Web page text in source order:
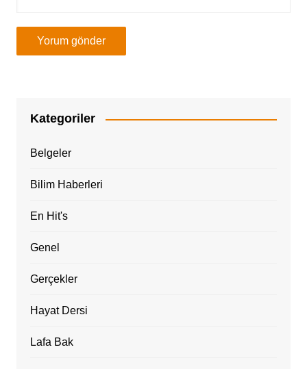
Kategoriler
Belgeler
Bilim Haberleri
En Hit's
Genel
Gerçekler
Hayat Dersi
Lafa Bak